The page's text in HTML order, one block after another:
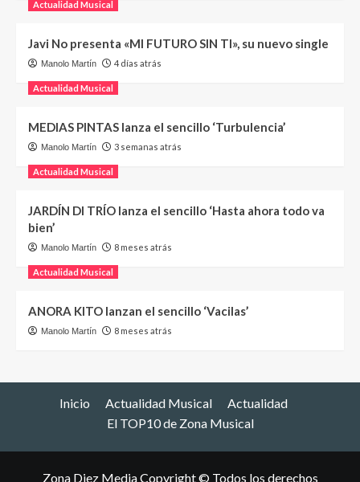
Actualidad Musical
Javi No presenta «MI FUTURO SIN TI», su nuevo single
Manolo Martín 4 días atrás
Actualidad Musical
MEDIAS PINTAS lanza el sencillo ‘Turbulencia’
Manolo Martín 3 semanas atrás
Actualidad Musical
JARDÍN DI TRÍO lanza el sencillo ‘Hasta ahora todo va
bien’
Manolo Martín 8 meses atrás
Actualidad Musical
ANORA KITO lanzan el sencillo ‘Vacilas’
Manolo Martín 8 meses atrás
Inicio Actualidad Musical
Actualidad
El TOP10 de Zona Musical
Zona Diez Media Copyright © Todos los derechos